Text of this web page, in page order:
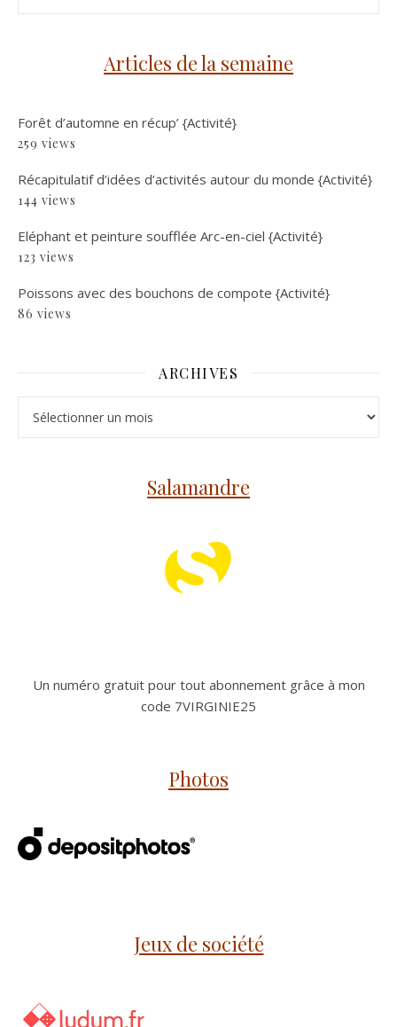
Articles de la semaine
Forêt d’automne en récup’ {Activité}
259 views
Récapitulatif d’idées d’activités autour du monde {Activité}
144 views
Eléphant et peinture soufflée Arc-en-ciel {Activité}
123 views
Poissons avec des bouchons de compote {Activité}
86 views
ARCHIVES
Salamandre
Un numéro gratuit pour tout abonnement grâce à mon
code 7VIRGINIE25
Photos
Jeux de société